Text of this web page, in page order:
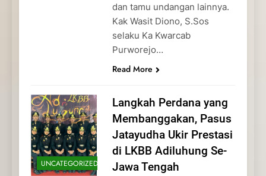
dan tamu undangan lainnya.
Kak Wasit Diono, S.Sos
selaku Ka Kwarcab
Purworejo…
Read More
UNCATEGORIZED
Langkah Perdana yang
Membanggakan, Pasus
Jatayudha Ukir Prestasi
di LKBB Adiluhung Se-
Jawa Tengah